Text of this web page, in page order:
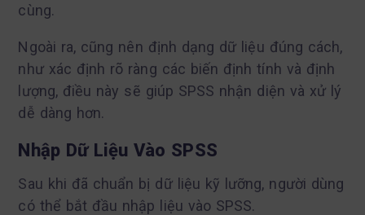
cùng.
Ngoài ra, cũng nên định dạng dữ liệu đúng cách,
như xác định rõ ràng các biến định tính và định
lượng, điều này sẽ giúp SPSS nhận diện và xử lý
dễ dàng hơn.
Nhập Dữ Liệu Vào SPSS
Sau khi đã chuẩn bị dữ liệu kỹ lưỡng, người dùng
có thể bắt đầu nhập liệu vào SPSS.